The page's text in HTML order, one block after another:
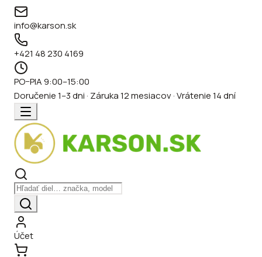
info@karson.sk
+421 48 230 4169
PO–PIA 9:00–15:00
Doručenie 1–3 dni · Záruka 12 mesiacov · Vrátenie 14 dní
Účet